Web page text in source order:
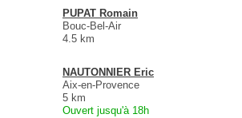
PUPAT Romain
Bouc-Bel-Air
4.5 km
NAUTONNIER Eric
Aix-en-Provence
5 km
Ouvert jusqu'à 18h